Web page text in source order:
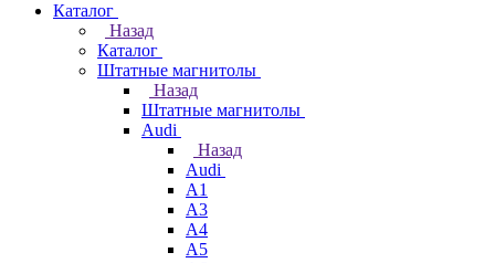
Каталог
Назад
Каталог
Штатные магнитолы
Назад
Штатные магнитолы
Audi
Назад
Audi
A1
A3
A4
A5